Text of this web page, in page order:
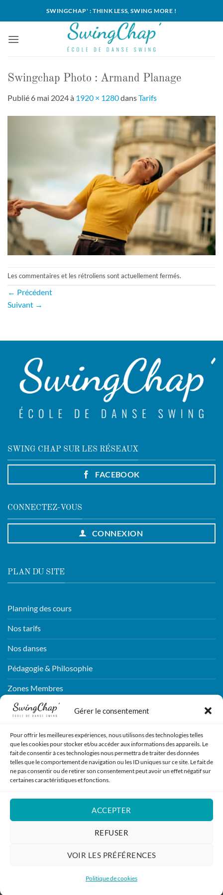
Gérer le consentement
Pour offrir les meilleures expériences, nous utilisons des technologies telles
que les cookies pour stocker et/ou accéder aux informations des appareils. Le
fait de consentir à ces technologies nous permettra de traiter des données
telles que le comportement de navigation ou les ID uniques sur ce site. Le fait de
ne pas consentir ou de retirer son consentement peut avoir un effet négatif sur
certaines caractéristiques et fonctions.
ACCEPTER
REFUSER
VOIR LES PRÉFÉRENCES
Politique de cookies
SWINGCHAP' : THINK LESS, SWING MORE !
Swingchap Photo : Armand Planage
Publié 6 mai 2024à 1920 × 1280dansTarifs
Les commentaires et les rétroliens sont actuellement fermés.
← Précédent
Suivant →
SWING CHAP SUR LES RÉSEAUX
FACEBOOK
CONNECTEZ-VOUS
CONNEXION
PLAN DU SITE
Planning des cours
Nos tarifs
Nos danses
Pédagogie & Philosophie
Zones Membres
Connexion
CONTACTEZ-NOUS !
ENVOYEZ NOUS UN MESSAGE !
REJOIGNEZ-NOUS !
S'INSCRIRE
Tous droits réservés | 2026| Association La Jam